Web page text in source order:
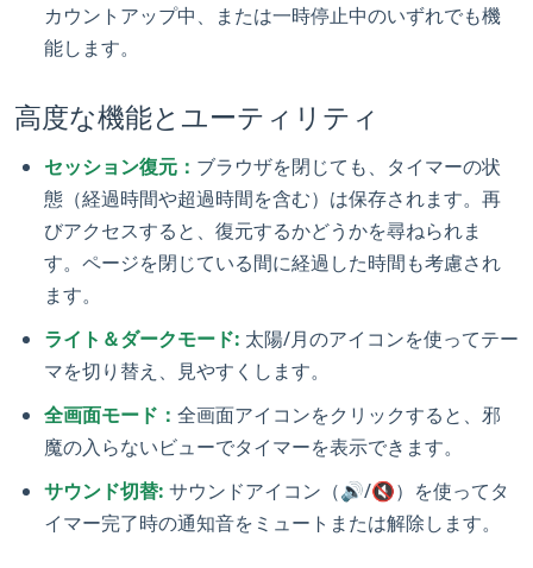
カウントアップ中、または一時停止中のいずれでも機
能します。
高度な機能とユーティリティ
セッション復元： ブラウザを閉じても、タイマーの状
態（経過時間や超過時間を含む）は保存されます。再
びアクセスすると、復元するかどうかを尋ねられま
す。ページを閉じている間に経過した時間も考慮され
ます。
ライト＆ダークモード: 太陽/月のアイコンを使ってテー
マを切り替え、見やすくします。
全画面モード： 全画面アイコンをクリックすると、邪
魔の入らないビューでタイマーを表示できます。
サウンド切替: サウンドアイコン（🔊/🔇）を使ってタ
イマー完了時の通知音をミュートまたは解除します。